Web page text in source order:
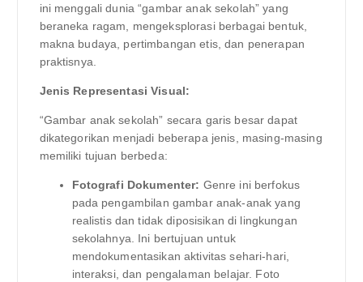
ini menggali dunia “gambar anak sekolah” yang
beraneka ragam, mengeksplorasi berbagai bentuk,
makna budaya, pertimbangan etis, dan penerapan
praktisnya.
Jenis Representasi Visual:
“Gambar anak sekolah” secara garis besar dapat
dikategorikan menjadi beberapa jenis, masing-masing
memiliki tujuan berbeda:
Fotografi Dokumenter: Genre ini berfokus
pada pengambilan gambar anak-anak yang
realistis dan tidak diposisikan di lingkungan
sekolahnya. Ini bertujuan untuk
mendokumentasikan aktivitas sehari-hari,
interaksi, dan pengalaman belajar. Foto